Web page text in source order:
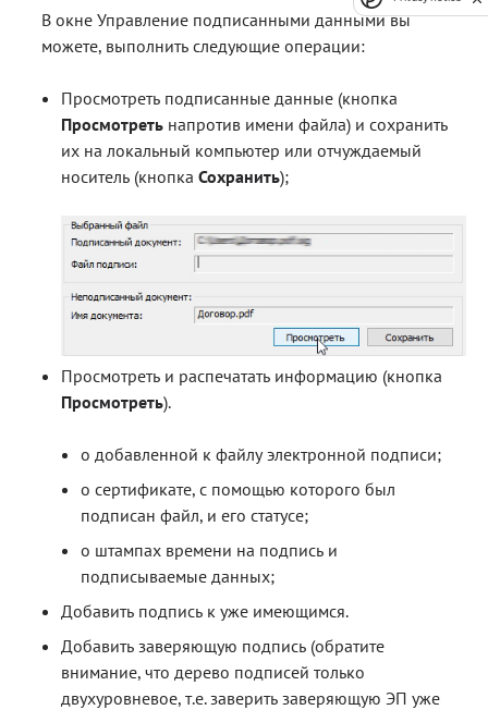
В окне Управление подписанными данными вы
можете, выполнить следующие операции:
Просмотреть подписанные данные (кнопка
Просмотреть напротив имени файла) и сохранить
их на локальный компьютер или отчуждаемый
носитель (кнопка Сохранить);
Просмотреть и распечатать информацию (кнопка
Просмотреть).
о добавленной к файлу электронной подписи;
о сертификате, с помощью которого был
подписан файл, и его статусе;
о штампах времени на подпись и
подписываемые данных;
Добавить подпись к уже имеющимся.
Добавить заверяющую подпись (обратите
внимание, что дерево подписей только
двухуровневое, т.е. заверить заверяющую ЭП уже